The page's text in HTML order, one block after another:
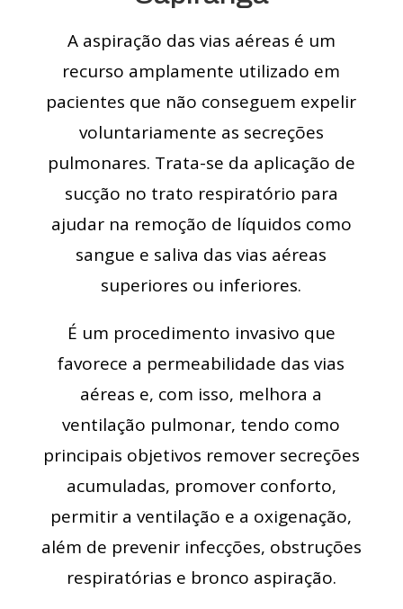
A aspiração das vias aéreas é um
recurso amplamente utilizado em
pacientes que não conseguem expelir
voluntariamente as secreções
pulmonares. Trata-se da aplicação de
sucção no trato respiratório para
ajudar na remoção de líquidos como
sangue e saliva das vias aéreas
superiores ou inferiores.
É um procedimento invasivo que
favorece a permeabilidade das vias
aéreas e, com isso, melhora a
ventilação pulmonar, tendo como
principais objetivos remover secreções
acumuladas, promover conforto,
permitir a ventilação e a oxigenação,
além de prevenir infecções, obstruções
respiratórias e bronco aspiração.